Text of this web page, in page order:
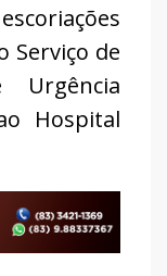
Serviço de
Urgência
Hospital